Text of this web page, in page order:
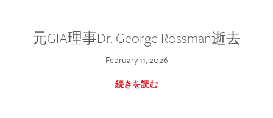
元GIA理事Dr. George Rossman逝去
February 11, 2026
続きを読む